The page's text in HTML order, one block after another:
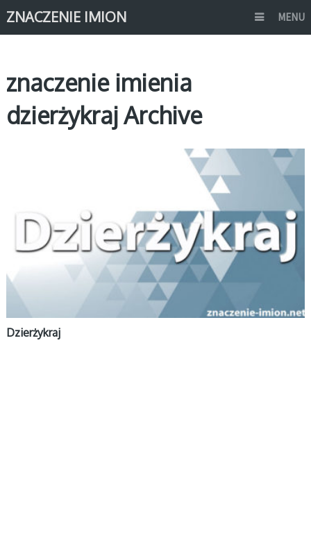
ZNACZENIE IMION MENU
znaczenie imienia
dzierżykraj Archive
Dzierżykraj